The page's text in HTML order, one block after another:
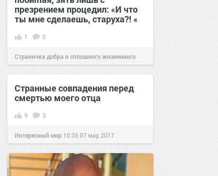
презрением процедил: «И что
ты мне сделаешь, старуха?! «
1 0
Страничка добра и сплошного жизненного
позитива! 12:39 13 мар 2026
Странные совпадения перед
смертью моего отца
9 3
Интересный мир 10:35 07 мар 2017